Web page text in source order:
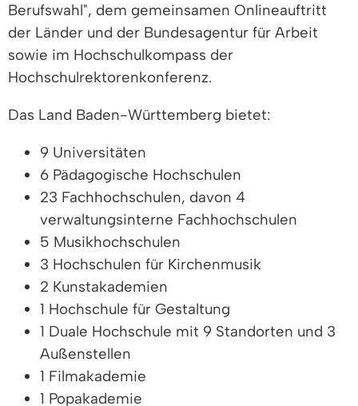
Berufswahl", dem gemeinsamen Onlineauftritt
der Länder und der Bundesagentur für Arbeit
sowie im Hochschulkompass der
Hochschulrektorenkonferenz.
Das Land Baden-Württemberg bietet:
9 Universitäten
6 Pädagogische Hochschulen
23 Fachhochschulen, davon 4
verwaltungsinterne Fachhochschulen
5 Musikhochschulen
3 Hochschulen für Kirchenmusik
2 Kunstakademien
1 Hochschule für Gestaltung
1 Duale Hochschule mit 9 Standorten und 3
Außenstellen
1 Filmakademie
1 Popakademie